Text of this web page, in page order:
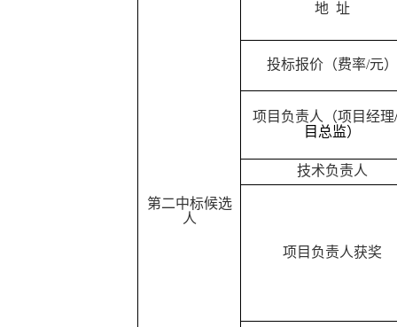
第二中标候选
人
地 址
投标报价（费率/元）
项目负责人（项目经理
目总监）
技术负责人
项目 负责人获奖